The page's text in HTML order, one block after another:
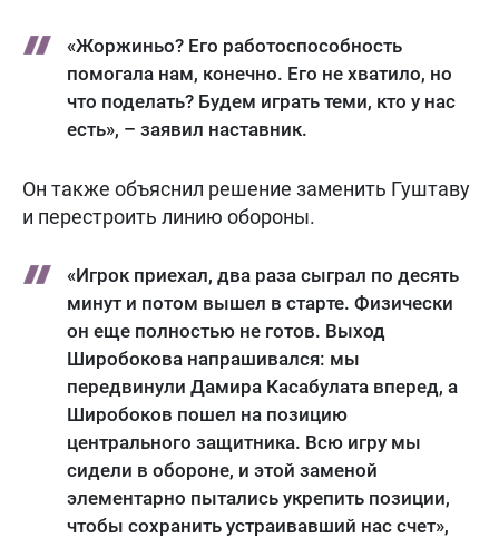
«Жоржиньо? Его работоспособность
помогала нам, конечно. Его не хватило, но
что поделать? Будем играть теми, кто у нас
есть», – заявил наставник.
Он также объяснил решение заменить Гуштаву
и перестроить линию обороны.
«Игрок приехал, два раза сыграл по десять
минут и потом вышел в старте. Физически
он еще полностью не готов. Выход
Широбокова напрашивался: мы
передвинули Дамира Касабулата вперед, а
Широбоков пошел на позицию
центрального защитника. Всю игру мы
сидели в обороне, и этой заменой
элементарно пытались укрепить позиции,
чтобы сохранить устраивавший нас счет»,